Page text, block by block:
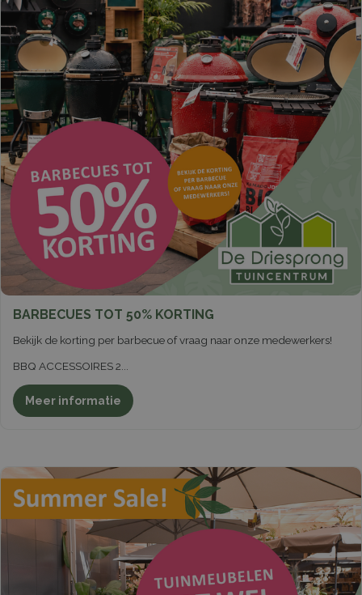
BARBECUES TOT 50% KORTING
Bekijk de korting per barbecue of vraag naar onze medewerkers!
BBQ ACCESSOIRES 2
Meer informatie